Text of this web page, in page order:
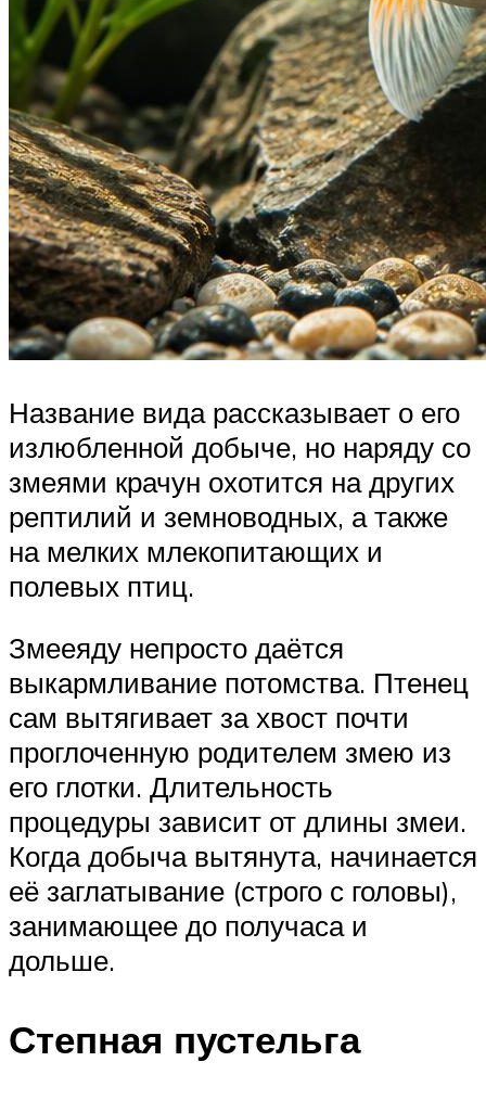
Название вида рассказывает о его
излюбленной добыче, но наряду со
змеями крачун охотится на других
рептилий и земноводных, а также
на мелких млекопитающих и
полевых птиц.
Змееяду непросто даётся
выкармливание потомства. Птенец
сам вытягивает за хвост почти
проглоченную родителем змею из
его глотки. Длительность
процедуры зависит от длины змеи.
Когда добыча вытянута, начинается
её заглатывание (строго с головы),
занимающее до получаса и
дольше.
Степная пустельга